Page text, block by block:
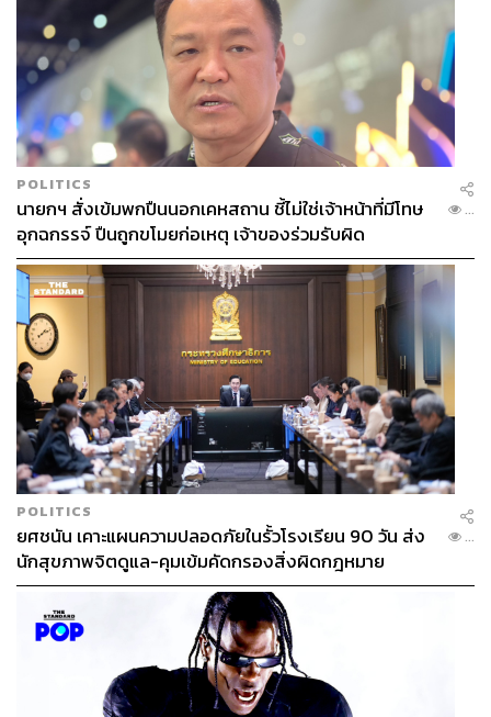
POLITICS
นายกฯ สั่งเข้มพกปืนนอกเคหสถาน ชี้ไม่ใช่เจ้าหน้าที่มีโทษ
อุกฉกรรจ์ ปืนถูกขโมยก่อเหตุ เจ้าของร่วมรับผิด
...
POLITICS
ยศชนัน เคาะแผนความปลอดภัยในรั้วโรงเรียน 90 วัน ส่ง
นักสุขภาพจิตดูแล-คุมเข้มคัดกรองสิ่งผิดกฎหมาย
...